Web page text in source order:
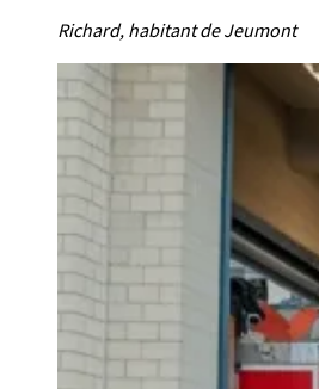
Richard, habitant de Jeumont